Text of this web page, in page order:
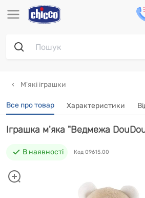
М'які іграшки
Все про товар Характеристики
Іграшка м'яка "Ведмежа
В наявності Код 09615.00